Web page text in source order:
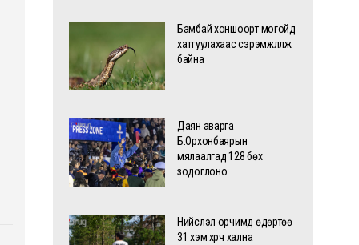
Бамбай хоншоорт могойд
хатгуулахаас сэрэмжлүүлж
байна
Даян аварга
Б.Орхонбаярын
мялаалгад 128 бөх
зодоглоно
Нийслэл орчимд өдөртөө
31 хэм хүрч хална